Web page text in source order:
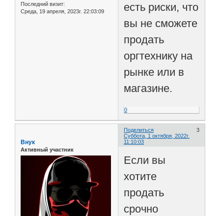
Последний визит:
Среда, 19 апреля, 2023г. 22:03:09
есть риски, что
вы не сможете
продать
оргтехнику на
рынке или в
магазине.
0
Поделиться
3
Суббота, 1 октября, 2022г.
11:10:03
Внук
Активный участник
Если вы
хотите
продать
срочно